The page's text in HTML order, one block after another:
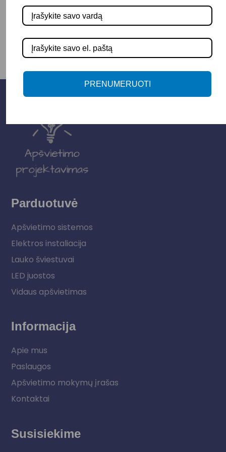
+ Į KREPŠELĮ
Parduotuvė
Apšvietimo sistemos
Elektros instaliacija
Lauko šviestuvai
LED juostos
Vidaus apšvietimas
Informacija
Apie mus
Paslaugos
Apšvietimo mokymų įrašas
Kontaktai
Susisiekime
PRENUMERUOTI